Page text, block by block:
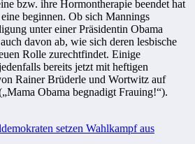
bzw. ihre Hormontherapie beendet hat
beginnen. Ob sich Mannings
unter einer Präsidentin Obama
davon ab, wie sich deren lesbische
Rolle zurechtfindet. Einige
bereits jetzt mit heftigen
Rainer Brüderle und Wortwitz auf
Obama begnadigt Frauing!“).
setzen Wahlkampf aus